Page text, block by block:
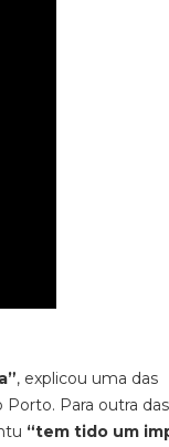
, explicou uma das
Para outra das
“tem tido um